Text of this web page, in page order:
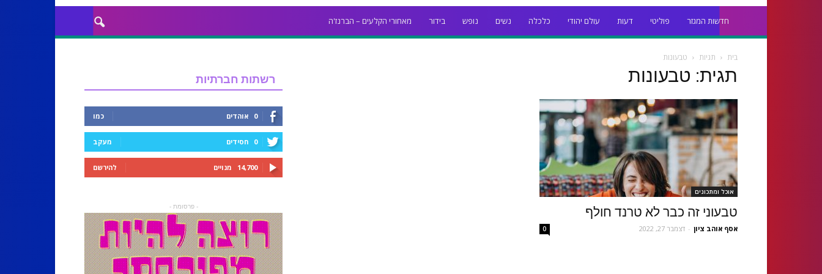
חדשות המגזר פוליטי דעות עולם יהודי כלכלה נשים נופש בידור מאחורי הקלעים – הברנז'ה
בית תגיות טבעונות
תגית: טבעונות
אוכל ומתכונים
טבעוני זה כבר לא טרנד חולף
אסף אוהב ציון - דצמבר 27, 2022 0
רשתות חברתיות
0 אוהדים כמו
0 חסידים מעקב
14,700 מנויים להירשם
- פרסומת -